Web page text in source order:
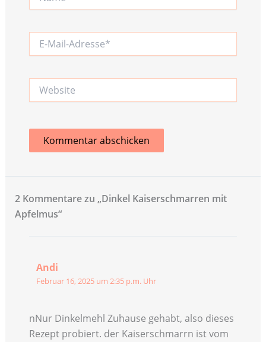
Mail-
2 Kommentare zu „Dinkel Kaiserschmarren mit
Apfelmus“
Andi
Februar 16, 2025 um 2:35 p.m. Uhr
nNur Dinkelmehl Zuhause gehabt, also dieses
Rezept probiert. der Kaiserschmarrn ist vom